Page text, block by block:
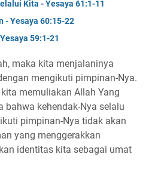
Kita - Yesaya 61:1-11
- Yesaya 60:15-22
59:1-21
maka kita menjalaninya
mengikuti pimpinan-Nya.
memuliakan Allah Yang
bahwa kehendak-Nya selalu
pimpinan-Nya tidak akan
yang menggerakkan
identitas kita sebagai umat